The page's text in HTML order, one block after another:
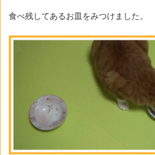
食べ残してあるお皿をみつけました。